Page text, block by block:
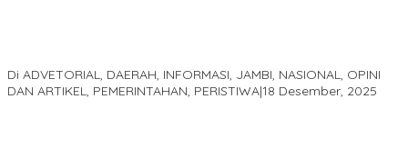
Di ADVETORIAL, DAERAH, INFORMASI, JAMBI, NASIONAL, OPINI
DAN ARTIKEL, PEMERINTAHAN, PERISTIWA|18 Desember, 2025